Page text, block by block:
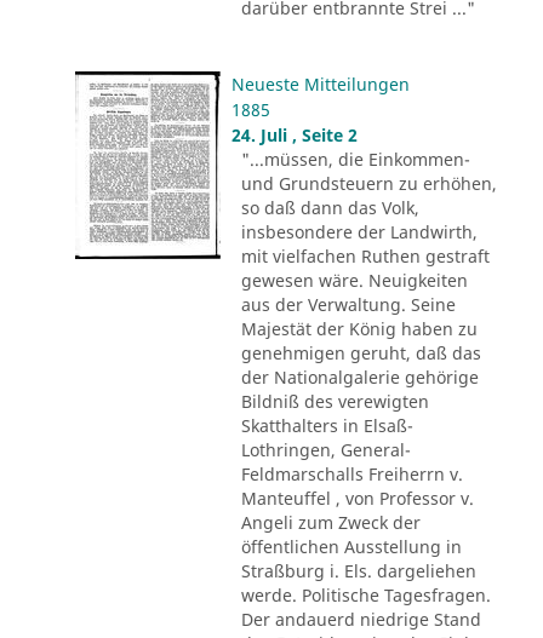
darüber entbrannte Strei ..."
Neueste Mitteilungen
1885
24. Juli , Seite 2
"...müssen, die Einkommen-
und Grundsteuern zu erhöhen,
so daß dann das Volk,
insbesondere der Landwirth,
mit vielfachen Ruthen gestraft
gewesen wäre. Neuigkeiten
aus der Verwaltung. Seine
Majestät der König haben zu
genehmigen geruht, daß das
der Nationalgalerie gehörige
Bildniß des verewigten
Skatthalters in Elsaß-
Lothringen, General-
Feldmarschalls Freiherrn v.
Manteuffel , von Professor v.
Angeli zum Zweck der
öffentlichen Ausstellung in
Straßburg i. Els. dargeliehen
werde. Politische Tagesfragen.
Der andauerd niedrige Stand